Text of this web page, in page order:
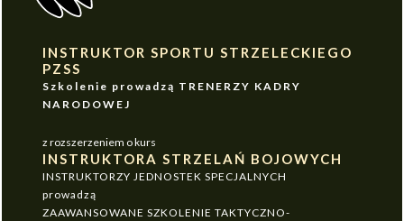
INSTRUKTOR SPORTU STRZELECKIEGO
PZSS
Szkolenie prowadzą TRENERZY KADRY
NARODOWEJ
z rozszerzeniem o kurs
INSTRUKTORA STRZELAŃ BOJOWYCH
INSTRUKTORZY JEDNOSTEK SPECJALNYCH
prowadzą
ZAAWANSOWANE SZKOLENIE TAKTYCZNO-